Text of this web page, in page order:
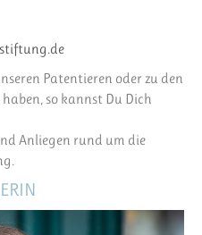
Patentieren oder zu den
so kannst Du Dich
Anliegen rund um die